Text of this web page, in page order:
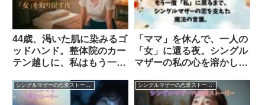
44歳、渇いた肌に染みるゴ
ッドハンド。整体院のカー
テン越しに、私はもう一度
た
「ママ」を休んで、一人の
「女」に還る夜。シングル
マザーの私の心を溶かし
シングルマザーの恋愛ストーリー シングルマザーの恋愛ストーリー